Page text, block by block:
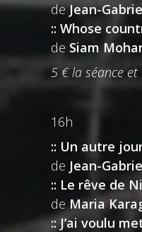
deJean-
:: Whose
de Siam
5 € la séance et
16h
:: Un autre
de Jean-
:: Le rêve de
de Maria
:: J’ai voulu